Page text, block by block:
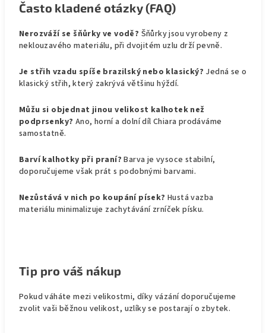
Často kladené otázky (FAQ)
Nerozváží se šňůrky ve vodě? Šňůrky jsou vyrobeny z
neklouzavého materiálu, při dvojitém uzlu drží pevně.
Je střih vzadu spíše brazilský nebo klasický? Jedná se o
klasický střih, který zakrývá většinu hýždí.
Můžu si objednat jinou velikost kalhotek než
podprsenky? Ano, horní a dolní díl Chiara prodáváme
samostatně.
Barví kalhotky při praní?Barva je vysoce stabilní,
doporučujeme však prát s podobnými barvami.
Nezůstává v nich po koupání písek? Hustá vazba
materiálu minimalizuje zachytávání zrníček písku.
Tip pro váš nákup
Pokud váháte mezi velikostmi, díky vázání doporučujeme
zvolit vaši běžnou velikost, uzlíky se postarají o zbytek.